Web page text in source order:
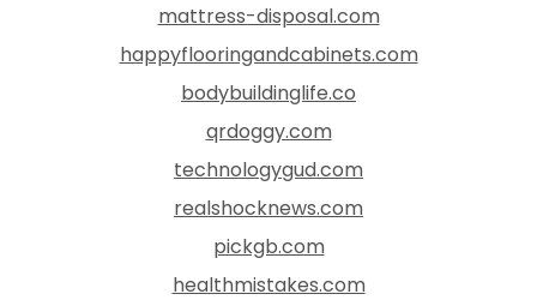
mattress-disposal.com
happyflooringandcabinets.com
bodybuildinglife.co
qrdoggy.com
technologygud.com
realshocknews.com
pickgb.com
healthmistakes.com